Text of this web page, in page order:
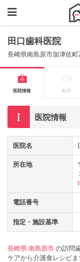
田口歯科医院
長崎県南島原市加津佐町
医院情報 動画
医院情報
医院名
所在地
電話番号
指定・施設基準
長崎県 南島原市の訪問
ケアから介護食レシピ